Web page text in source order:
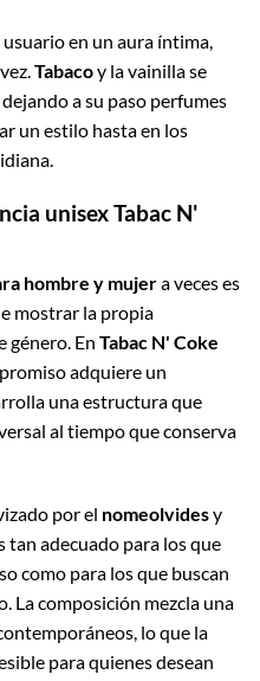
en un aura íntima,
Tabacoy la vainilla se
a su paso perfumes
un estilo hasta en los
unisex Tabac N'
hombre y mujera veces es
mostrar la propia
género. En Tabac N' Coke
adquiere un
una estructura que
al tiempo que conserva
por el nomeolvidesy
tan adecuado para los que
como para los que buscan
La composición mezcla una
lo que la
para quienes desean